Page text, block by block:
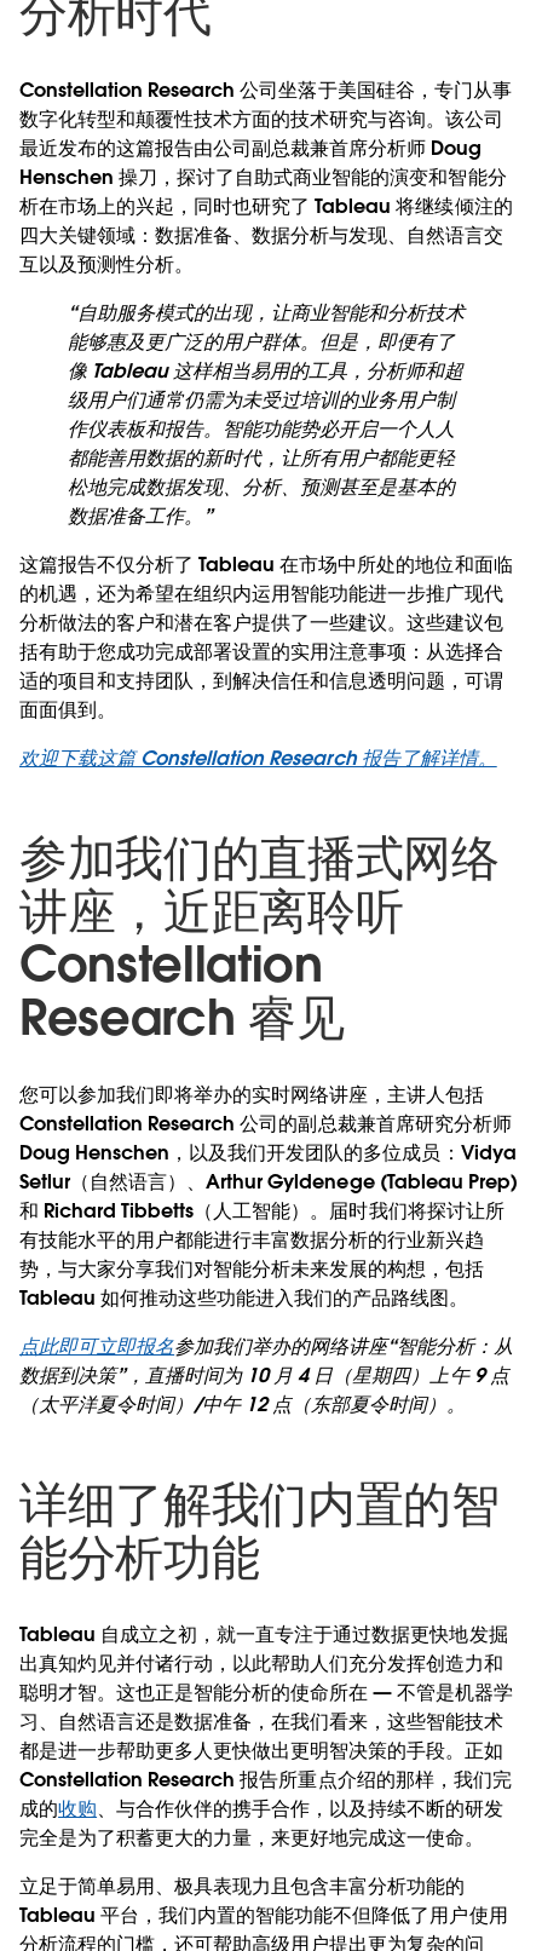
分析时代
Constellation Research 公司坐落于美国硅谷，专门从事
数字化转型和颠覆性技术方面的技术研究与咨询。该公司
最近发布的这篇报告由公司副总裁兼首席分析师 Doug
Henschen 操刀，探讨了自助式商业智能的演变和智能分
析在市场上的兴起，同时也研究了 Tableau 将继续倾注的
四大关键领域：数据准备、数据分析与发现、自然语言交
互以及预测性分析。
“自助服务模式的出现，让商业智能和分析技术
能够惠及更广泛的用户群体。但是，即便有了
像 Tableau 这样相当易用的工具，分析师和超
级用户们通常仍需为未受过培训的业务用户制
作仪表板和报告。智能功能势必开启一个人人
都能善用数据的新时代，让所有用户都能更轻
松地完成数据发现、分析、预测甚至是基本的
数据准备工作。”
这篇报告不仅分析了 Tableau 在市场中所处的地位和面临
的机遇，还为希望在组织内运用智能功能进一步推广现代
分析做法的客户和潜在客户提供了一些建议。这些建议包
括有助于您成功完成部署设置的实用注意事项：从选择合
适的项目和支持团队，到解决信任和信息透明问题，可谓
面面俱到。
欢迎下载这篇 Constellation Research 报告了解详情。
参加我们的直播式网络
讲座，近距离聆听
Constellation
Research 睿见
您可以参加我们即将举办的实时网络讲座，主讲人包括
Constellation Research 公司的副总裁兼首席研究分析师
Doug Henschen，以及我们开发团队的多位成员：Vidya
Setlur（自然语言）、Arthur Gyldenege (Tableau Prep)
和 Richard Tibbetts（人工智能）。届时我们将探讨让所
有技能水平的用户都能进行丰富数据分析的行业新兴趋
势，与大家分享我们对智能分析未来发展的构想，包括
Tableau 如何推动这些功能进入我们的产品路线图。
点此即可立即报名参加我们举办的网络讲座“智能分析：从
数据到决策”，直播时间为 10 月 4 日（星期四）上午 9 点
（太平洋夏令时间）/中午 12 点（东部夏令时间）。
详细了解我们内置的智
能分析功能
Tableau 自成立之初，就一直专注于通过数据更快地发掘
出真知灼见并付诸行动，以此帮助人们充分发挥创造力和
聪明才智。这也正是智能分析的使命所在 — 不管是机器学
习、自然语言还是数据准备，在我们看来，这些智能技术
都是进一步帮助更多人更快做出更明智决策的手段。正如
Constellation Research 报告所重点介绍的那样，我们完
成的收购、与合作伙伴的携手合作，以及持续不断的研发
完全是为了积蓄更大的力量，来更好地完成这一使命。
立足于简单易用、极具表现力且包含丰富分析功能的
Tableau 平台，我们内置的智能功能不但降低了用户使用
分析流程的门槛，还可帮助高级用户提出更为复杂的问